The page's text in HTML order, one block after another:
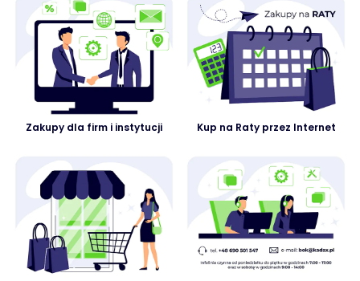
Zakupy dla firm i instytucji Kup na Raty przez Internet